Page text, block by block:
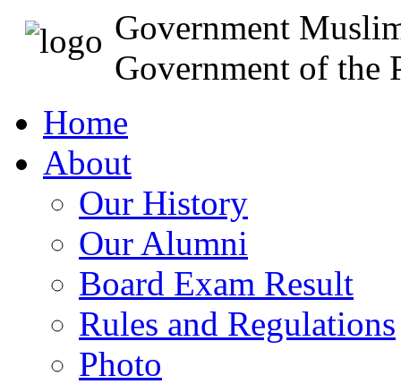
Government
Government of the
Home
About
Our History
Our Alumni
Board Exam Result
Rules and Regulations
Photo